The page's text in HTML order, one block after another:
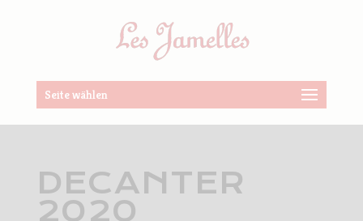
Seite wählen
DECANTER
2020